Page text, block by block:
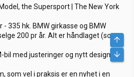
335 hk. BMW girkasse og BMW
200 pr år. Alt er håndlaget (som
bil med justeringer og nytt design.
som vel i praksis er en nyhet i en